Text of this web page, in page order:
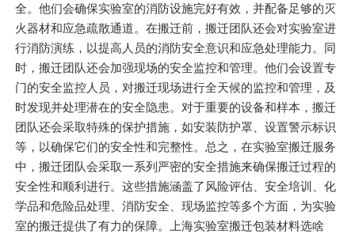
全。他们会确保实验室的消防设施完好有效，并配备足够的灭
火器材和应急疏散通道。在搬迁前，搬迁团队还会对实验室进
行消防演练，以提高人员的消防安全意识和应急处理能力。同
时，搬迁团队还会加强现场的安全监控和管理。他们会设置专
门的安全监控人员，对搬迁现场进行全天候的监控和管理，及
时发现并处理潜在的安全隐患。对于重要的设备和样本，搬迁
团队还会采取特殊的保护措施，如安装防护罩、设置警示标识
等，以确保它们的安全性和完整性。总之，在实验室搬迁服务
中，搬迁团队会采取一系列严密的安全措施来确保搬迁过程的
安全性和顺利进行。这些措施涵盖了风险评估、安全培训、化
学品和危险品处理、消防安全、现场监控等多个方面，为实验
室的搬迁提供了有力的保障。上海实验室搬迁包装材料选啥